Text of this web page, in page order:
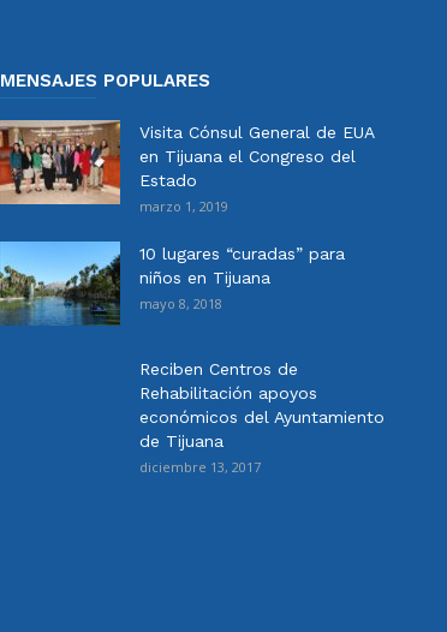
MENSAJES POPULARES
Visita Cónsul General de EUA
en Tijuana el Congreso del
Estado
marzo 1, 2019
10 lugares “curadas” para
niños en Tijuana
mayo 8, 2018
Reciben Centros de
Rehabilitación apoyos
económicos del Ayuntamiento
de Tijuana
diciembre 13, 2017